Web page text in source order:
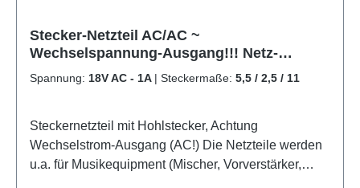
Stecker-Netzteil AC/AC ~
Wechselspannung-Ausgang!!! Netz-
Netzgerät Stromkabel
Spannung: 18V AC - 1A | Steckermaße: 5,5 / 2,5 / 11
Steckernetzteil mit Hohlstecker, Achtung
Wechselstrom-Ausgang (AC!) Die Netzteile werden
u.a. für Musikequipment (Mischer, Vorverstärker,